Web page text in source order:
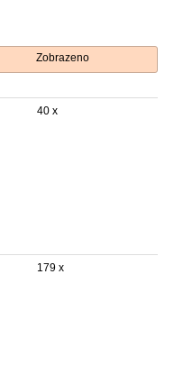
Zobrazeno
40 x
179 x